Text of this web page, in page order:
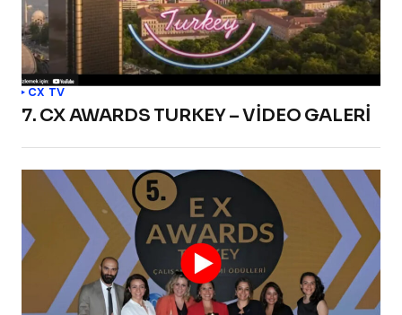
CX TV
7. CX AWARDS TURKEY – VİDEO GALERİ